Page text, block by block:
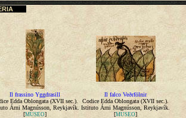
Il frassino Yggdrasill
Edda Oblongata (XVII sec.).
Árni Magnússon, Reykjavík.
[MUSEO]
Il falco Veðrfölnir
Codice Edda Oblongata (XVII sec.).
Istituto Árni Magnússon, Reykjavík.
[MUSEO]